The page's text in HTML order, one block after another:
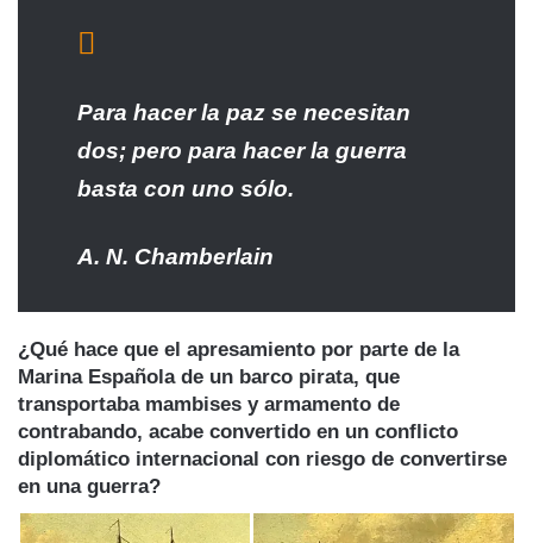
Para hacer la paz se necesitan
dos; pero para hacer la guerra
basta con uno sólo.
A. N. Chamberlain
¿Qué hace que el apresamiento por parte de la
Marina Españolade un barco pirata, que
transportaba mambises y armamento de
contrabando, acabe convertido en un conflicto
diplomático internacional con riesgo de convertirse
en una guerra?